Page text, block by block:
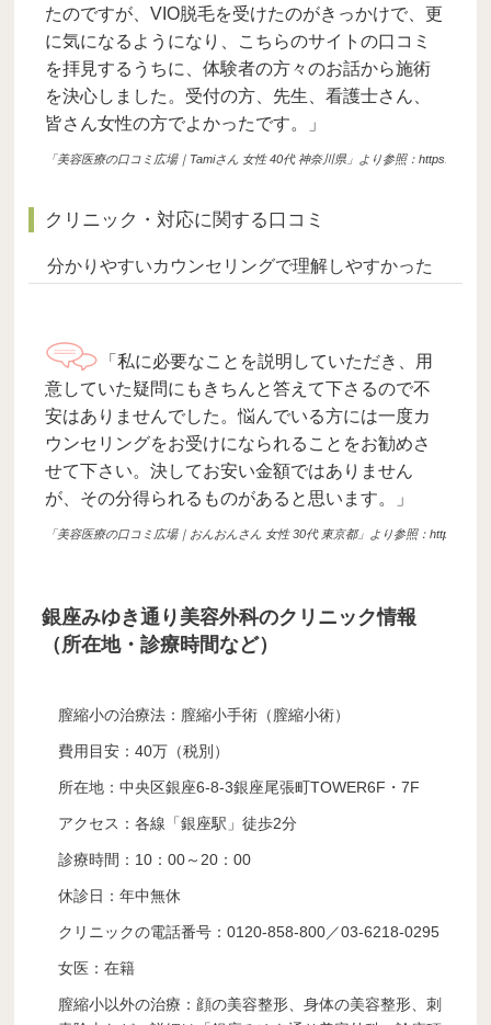
たのですが、VIO脱毛を受けたのがきっかけで、更
に気になるようになり、こちらのサイトの口コミ
を拝見するうちに、体験者の方々のお話から施術
を決心しました。受付の方、先生、看護士さん、
皆さん女性の方でよかったです。」
「美容医療の口コミ広場｜Tamiさん 女性 40代 神奈川県」より参照：https://
クリニック・対応に関する口コミ
分かりやすいカウンセリングで理解しやすかった
「私に必要なことを説明していただき、用
意していた疑問にもきちんと答えて下さるので不
安はありませんでした。悩んでいる方には一度カ
ウンセリングをお受けになられることをお勧めさ
せて下さい。決してお安い金額ではありません
が、その分得られるものがあると思います。」
「美容医療の口コミ広場｜おんおんさん 女性 30代 東京都」より参照：https://
銀座みゆき通り美容外科のクリニック情報
（所在地・診療時間など）
膣縮小の治療法：膣縮小手術（膣縮小術）
費用目安：40万（税別）
所在地：中央区銀座6-8-3銀座尾張町TOWER6F・7F
アクセス：各線「銀座駅」徒歩2分
診療時間：10：00～20：00
休診日：年中無休
クリニックの電話番号：0120-858-800／03-6218-0295
女医：在籍
膣縮小以外の治療：顔の美容整形、身体の美容整形、刺